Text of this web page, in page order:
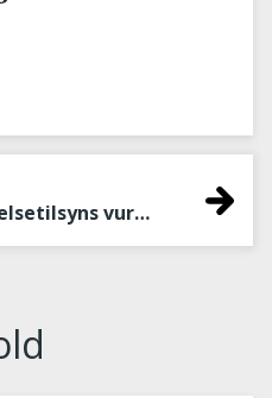
Del 3 Statens helsetilsyns vurdering av det tilsynet avdekket